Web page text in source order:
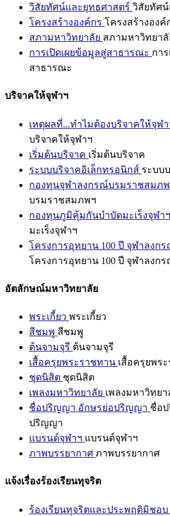
วิสัยทัศน์และยุทธศาสตร์ วิสัยทัศ
โครงสร้างองค์กร โครงสร้างองค์
สภามหาวิทยาลัย สภามหาวิทยาลั
การเปิดเผยข้อมูลสู่สาธารณะ กา
สาธารณะ
บริจาคให้จุฬาฯ
เหตุผลที่...ทำไมต้องบริจาคให้จุฬา
บริจาคให้จุฬาฯ
เริ่มต้นบริจาค เริ่มต้นบริจาค
ระบบบริจาคอิเล็กทรอนิกส์ ระบบ
กองทุนจุฬาลงกรณ์บรมราชสมภ
บรมราชสมภพฯ
กองทุนภูมิคุ้มกันบำบัดมะเร็งจุฬาฯ
มะเร็งจุฬาฯ
โครงการอุทยาน 100 ปี จุฬาลงก
โครงการอุทยาน 100 ปี จุฬาลงก
อัตลักษณ์มหาวิทยาลัย
พระเกี้ยว พระเกี้ยว
สีชมพู สีชมพู
ต้นจามจุรี ต้นจามจุรี
เสื้อครุยพระราชทาน เสื้อครุยพร
ชุดนิสิต ชุดนิสิต
เพลงมหาวิทยาลัย เพลงมหาวิทยา
ชื่อปริญญา อักษรย่อปริญญา ชื่อ
ปริญญา
แบรนด์จุฬาฯ แบรนด์จุฬาฯ
ภาพบรรยากาศ ภาพบรรยากาศ
แจ้งเรื่องร้องเรียนทุจริต
ร้องเรียนทุจริตและประพฤติมิชอบ